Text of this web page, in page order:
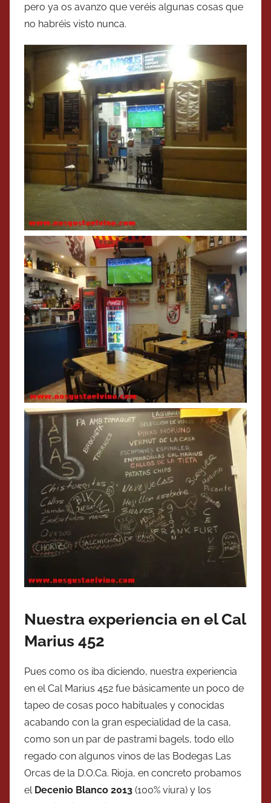
pero ya os avanzo que veréis algunas cosas que
no habréis visto nunca.
Nuestra experiencia en el Cal
Marius 452
Pues como os iba diciendo, nuestra experiencia
en el Cal Marius 452 fue básicamente un poco de
tapeo de cosas poco habituales y conocidas
acabando con la gran especialidad de la casa,
como son un par de pastrami bagels, todo ello
regado con algunos vinos de las Bodegas Las
Orcas de la D.O.Ca. Rioja, en concreto probamos
el Decenio Blanco 2013 (100% viura) y los